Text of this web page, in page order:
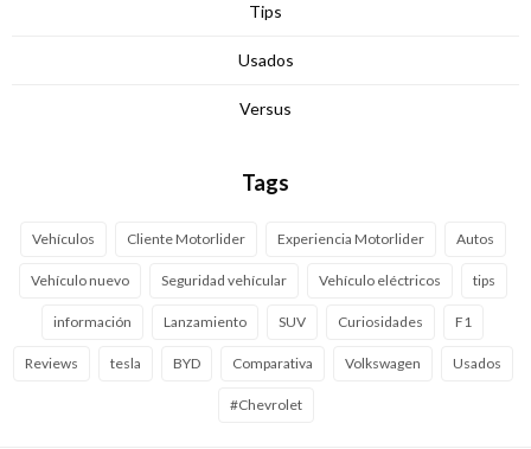
Tips
Usados
Versus
Tags
Vehículos Cliente Motorlider Experiencia Motorlider Autos
Vehículo nuevo Seguridad vehícular Vehículo eléctricos tips
información Lanzamiento SUV Curiosidades F1
Reviews tesla BYD Comparativa Volkswagen Usados
#Chevrolet